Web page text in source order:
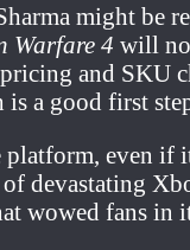
might be
Warfare 4 will
and SKU
a good first
platform, even if
devastating
wowed fans in